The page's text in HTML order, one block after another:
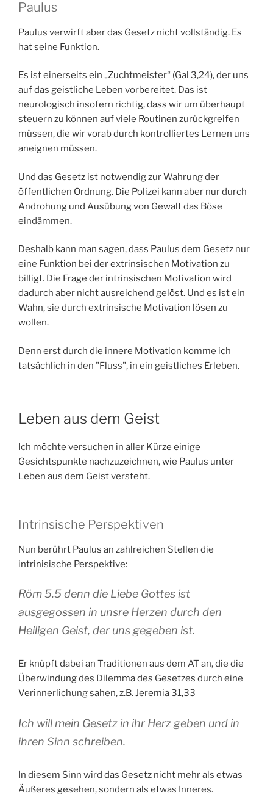
Paulus
Paulus verwirft aber das Gesetz nicht vollständig. Es
hat seine Funktion.
Es ist einerseits ein „Zuchtmeister“ (Gal 3,24), der uns
auf das geistliche Leben vorbereitet. Das ist
neurologisch insofern richtig, dass wir um überhaupt
steuern zu können auf viele Routinen zurückgreifen
müssen, die wir vorab durch kontrolliertes Lernen uns
aneignen müssen.
Und das Gesetz ist notwendig zur Wahrung der
öffentlichen Ordnung. Die Polizei kann aber nur durch
Androhung und Ausübung von Gewalt das Böse
eindämmen.
Deshalb kann man sagen, dass Paulus dem Gesetz nur
eine Funktion bei der extrinsischen Motivation zu
billigt. Die Frage der intrinsischen Motivation wird
dadurch aber nicht ausreichend gelöst. Und es ist ein
Wahn, sie durch extrinsische Motivation lösen zu
wollen.
Denn erst durch die innere Motivation komme ich
tatsächlich in den "Fluss", in ein geistliches Erleben.
Leben aus dem Geist
Ich möchte versuchen in aller Kürze einige
Gesichtspunkte nachzuzeichnen, wie Paulus unter
Leben aus dem Geist versteht.
Intrinsische Perspektiven
Nun berührt Paulus an zahlreichen Stellen die
intrinisische Perspektive:
Röm 5.5 denn die Liebe Gottes ist
ausgegossen in unsre Herzen durch den
Heiligen Geist, der uns gegeben ist.
Er knüpft dabei an Traditionen aus dem AT an, die die
Überwindung des Dilemma des Gesetzes durch eine
Verinnerlichung sahen, z.B. Jeremia 31,33
Ich will mein Gesetz in ihr Herz geben und in
ihren Sinn schreiben.
In diesem Sinn wird das Gesetz nicht mehr als etwas
Äußeres gesehen, sondern als etwas Inneres.